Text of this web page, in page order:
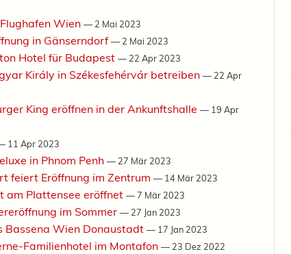
Wien — 2 Mai 2023
in Gänserndorf— 2 Mai 2023
Hotel für Budapest — 22 Apr 2023
Király in Székesfehérvár betreiben — 22 Apr
King eröffnen in der Ankunftshalle — 19 Apr
11 Apr 2023
in Phnom Penh — 27 Mär 2023
feiert Eröffnung im Zentrum — 14 Mär 2023
am Plattensee eröffnet —7 Mär 2023
im Sommer — 27 Jan 2023
Bassena Wien Donaustadt — 17 Jan 2023
Familienhotel im Montafon — 23 Dez 2022